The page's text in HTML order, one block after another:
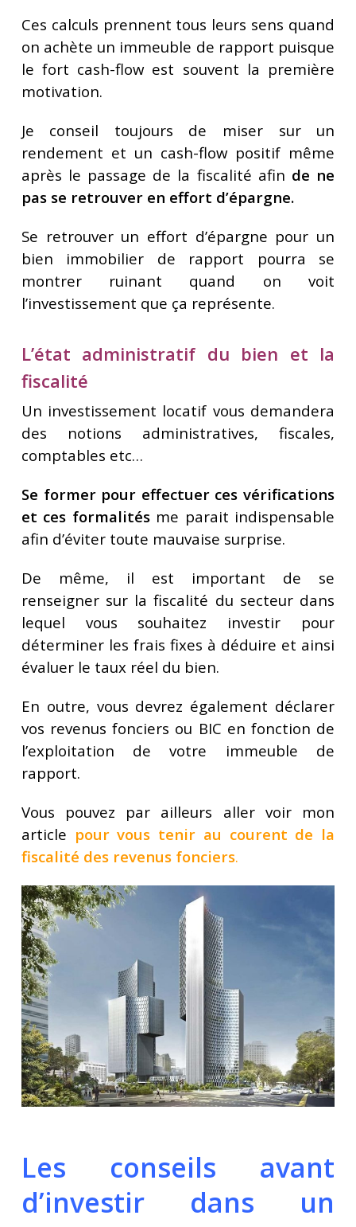
Ces calculs prennent tous leurs sens quand
on achète un immeuble de rapport puisque
le fort cash-flow est souvent la première
motivation.
Je conseil toujours de miser sur un
rendement et un cash-flow positif même
après le passage de la fiscalité afin de ne
pas se retrouver en effort d’épargne.
Se retrouver un effort d’épargne pour un
bien immobilier de rapport pourra se
montrer ruinant quand on voit
l’investissement que ça représente.
L’état administratif du bien et la
fiscalité
Un investissement locatif vous demandera
des notions administratives, fiscales,
comptables etc…
Se former pour effectuer ces vérifications
et ces formalitésme parait indispensable
afin d’éviter toute mauvaise surprise.
De même, il est important de se
renseigner sur la fiscalité du secteur dans
lequel vous souhaitez investir pour
déterminer les frais fixes à déduire et ainsi
évaluer le taux réel du bien.
En outre, vous devrez également déclarer
vos revenus fonciers ou BIC en fonction de
l’exploitation de votre immeuble de
rapport.
Vous pouvez par ailleurs aller voir mon
article pour vous tenir au courent de la
fiscalité des revenus fonciers.
Les conseils avant
d’investir dans un